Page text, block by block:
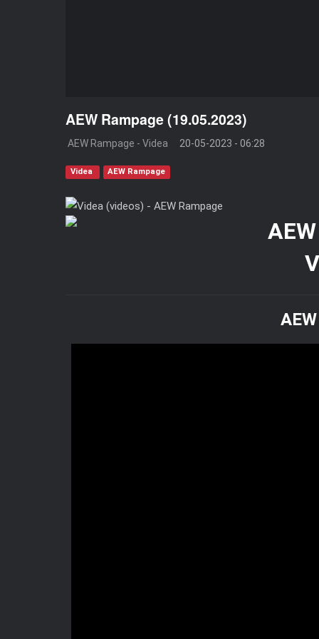
AEW Rampage (19.05.2023)
AEW Rampage - Videa 20-05-2023 - 06:28
Videa AEW Rampage